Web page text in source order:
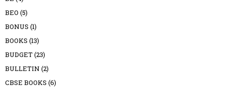
BEO (5)
BONUS (1)
BOOKS (13)
BUDGET(23)
BULLETIN (2)
CBSE BOOKS (6)